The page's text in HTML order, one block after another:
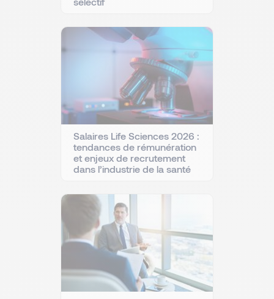
Salaires Life Sciences 2026 :
tendances de rémunération
et enjeux de recrutement
dans l’industrie de la santé